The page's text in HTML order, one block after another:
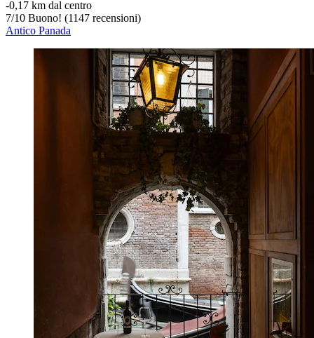
‐0,17 km dal centro
7/10 Buono! (1147 recensioni)
Antico Panada